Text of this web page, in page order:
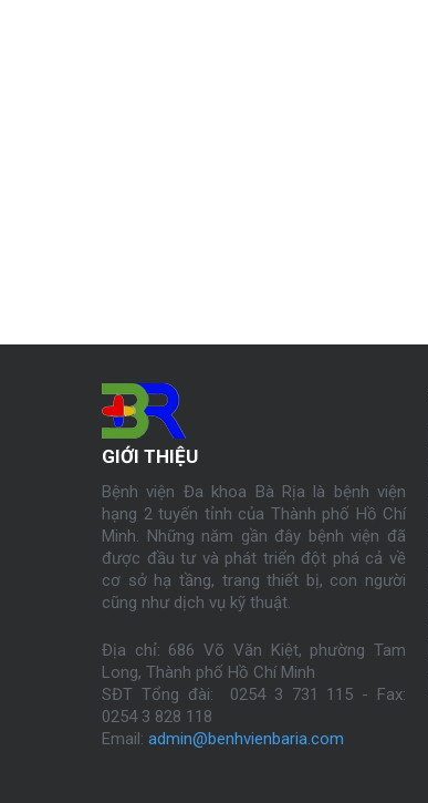
GIỚI THIỆU
Bệnh viện Đa khoa Bà Rịa là bệnh viện
hạng 2 tuyến tỉnh của Thành phố Hồ Chí
Minh. Những năm gần đây bệnh viện đã
được đầu tư và phát triển đột phá cả về
cơ sở hạ tầng, trang thiết bị, con người
cũng như dịch vụ kỹ thuật.
Địa chỉ: 686 Võ Văn Kiệt, phường Tam
Long, Thành phố Hồ Chí Minh
SĐT Tổng đài: 0254 3 731 115 - Fax:
0254 3 828 118
Email: admin@benhvienbaria.com